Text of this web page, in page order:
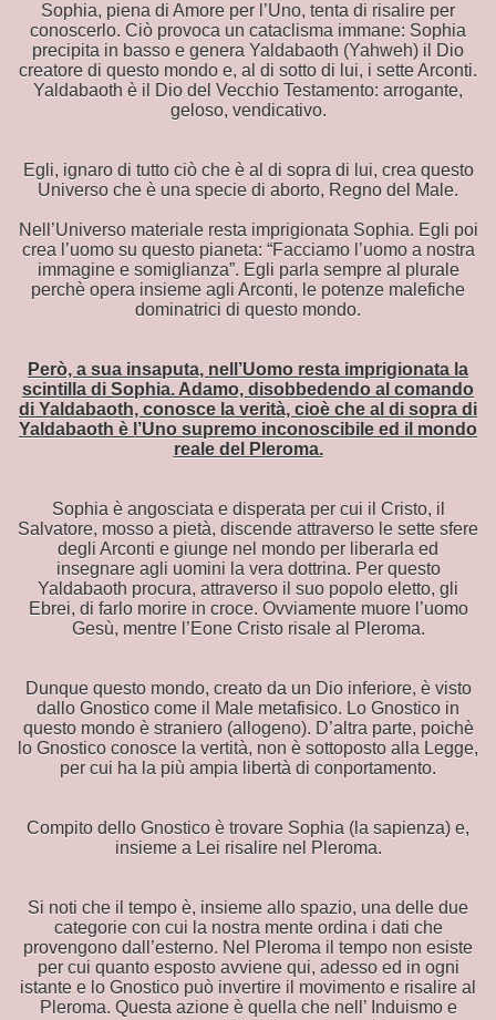
Sophia, piena di Amore per l’Uno, tenta di risalire per
conoscerlo. Ciò provoca un cataclisma immane: Sophia
precipita in basso e genera Yaldabaoth (Yahweh) il Dio
creatore di questo mondo e, al di sotto di lui, i sette Arconti.
Yaldabaoth è il Dio del Vecchio Testamento: arrogante,
geloso, vendicativo.
Egli, ignaro di tutto ciò che è al di sopra di lui, crea questo
Universo che è una specie di aborto, Regno del Male.
Nell’Universo materiale resta imprigionata Sophia. Egli poi
crea l’uomo su questo pianeta: “Facciamo l’uomo a nostra
immagine e somiglianza”. Egli parla sempre al plurale
perchè opera insieme agli Arconti, le potenze malefiche
dominatrici di questo mondo.
Però, a sua insaputa, nell’Uomo resta imprigionata la
scintilla di Sophia. Adamo, disobbedendo al comando
di Yaldabaoth, conosce la verità, cioè che al di sopra di
Yaldabaoth è l’Uno supremo inconoscibile ed il mondo
reale del Pleroma.
Sophia è angosciata e disperata per cui il Cristo, il
Salvatore, mosso a pietà, discende attraverso le sette sfere
degli Arconti e giunge nel mondo per liberarla ed
insegnare agli uomini la vera dottrina. Per questo
Yaldabaoth procura, attraverso il suo popolo eletto, gli
Ebrei, di farlo morire in croce. Ovviamente muore l’uomo
Gesù, mentre l’Eone Cristo risale al Pleroma.
Dunque questo mondo, creato da un Dio inferiore, è visto
dallo Gnostico come il Male metafisico. Lo Gnostico in
questo mondo è straniero (allogeno). D’altra parte, poichè
lo Gnostico conosce la vertità, non è sottoposto alla Legge,
per cui ha la più ampia libertà di conportamento.
Compito dello Gnostico è trovare Sophia (la sapienza) e,
insieme a Lei risalire nel Pleroma.
Si noti che il tempo è, insieme allo spazio, una delle due
categorie con cui la nostra mente ordina i dati che
provengono dall’esterno. Nel Pleroma il tempo non esiste
per cui quanto esposto avviene qui, adesso ed in ogni
istante e lo Gnostico può invertire il movimento e risalire al
Pleroma. Questa azione è quella che nell’ Induismo e
che c'è da sapere
E FUNZIONI